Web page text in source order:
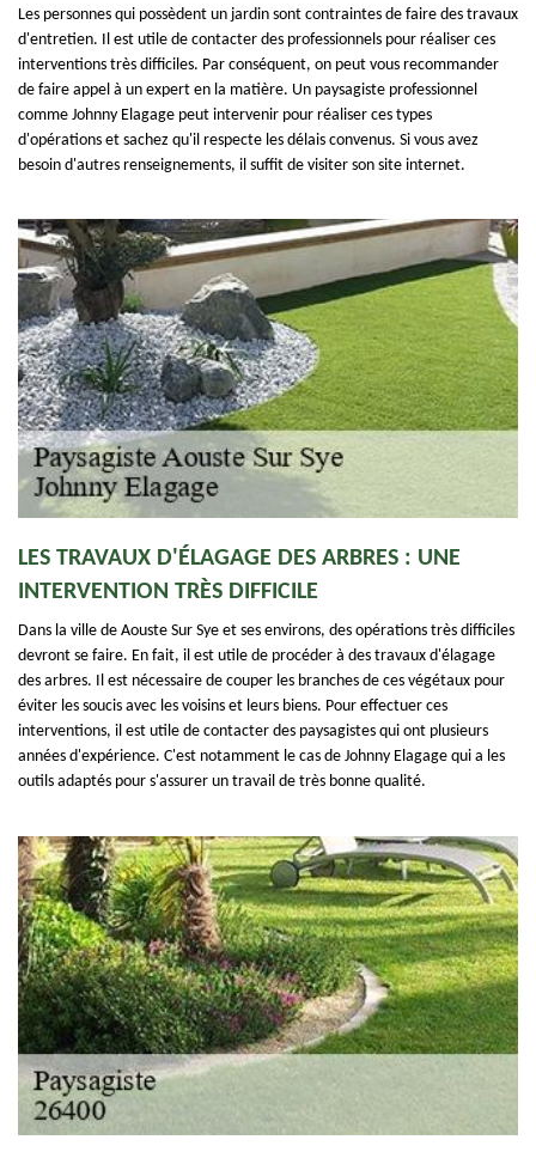
Les personnes qui possèdent un jardin sont contraintes de faire des travaux
d'entretien. Il est utile de contacter des professionnels pour réaliser ces
interventions très difficiles. Par conséquent, on peut vous recommander
de faire appel à un expert en la matière. Un paysagiste professionnel
comme Johnny Elagage peut intervenir pour réaliser ces types
d'opérations et sachez qu'il respecte les délais convenus. Si vous avez
besoin d'autres renseignements, il suffit de visiter son site internet.
LES TRAVAUX D'ÉLAGAGE DES ARBRES : UNE
INTERVENTION TRÈS DIFFICILE
Dans la ville de Aouste Sur Sye et ses environs, des opérations très difficiles
devront se faire. En fait, il est utile de procéder à des travaux d'élagage
des arbres. Il est nécessaire de couper les branches de ces végétaux pour
éviter les soucis avec les voisins et leurs biens. Pour effectuer ces
interventions, il est utile de contacter des paysagistes qui ont plusieurs
années d'expérience. C'est notamment le cas de Johnny Elagage qui a les
outils adaptés pour s'assurer un travail de très bonne qualité.